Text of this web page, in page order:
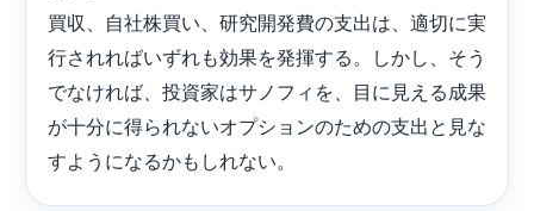
買収、自社株買い、研究開発費の支出は、適切に実
行されればいずれも効果を発揮する。しかし、そう
でなければ、投資家はサノフィを、目に見える成果
が十分に得られないオプションのための支出と見な
すようになるかもしれない。